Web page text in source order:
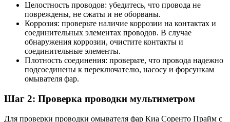
Целостность проводов: убедитесь, что провода не
повреждены, не сжаты и не оборваны.
Коррозия: проверьте наличие коррозии на контактах и
соединительных элементах проводов. В случае
обнаружения коррозии, очистите контакты и
соединительные элементы.
Плотность соединения: проверьте, что провода надежно
подсоединены к переключателю, насосу и форсункам
омывателя фар.
Шаг 2: Проверка проводки мультиметром
Для проверки проводки омывателя фар Киа Соренто Прайм с